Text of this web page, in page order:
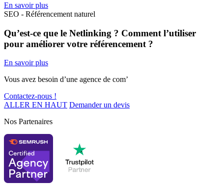
En savoir plus
SEO - Référencement naturel
Qu’est-ce que le Netlinking ? Comment l’utiliser
pour améliorer votre référencement ?
En savoir plus
Vous avez besoin d’une agence de com’
Contactez-nous !
ALLER EN HAUT Demander un devis
Nos Partenaires